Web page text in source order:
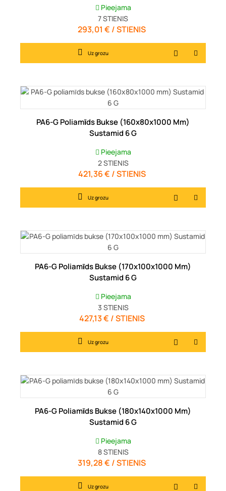
Pieejama
7STIENIS
Cena
293,01 € / STIENIS
Uz grozu
PA6-G Poliamīds Bukse (160x80x1000 Mm)
Sustamid 6 G
Pieejama
2STIENIS
Cena
421,36 € / STIENIS
Uz grozu
PA6-G Poliamīds Bukse (170x100x1000 Mm)
Sustamid 6 G
Pieejama
3 STIENIS
Cena
427,13 € / STIENIS
Uz grozu
PA6-G Poliamīds Bukse (180x140x1000 Mm)
Sustamid 6 G
Pieejama
8STIENIS
Cena
319,28 € / STIENIS
Uz grozu